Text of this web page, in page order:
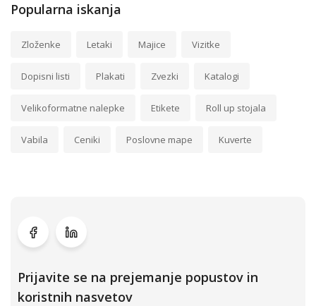
Popularna iskanja
Zloženke Letaki Majice Vizitke
Dopisni listi Plakati Zvezki Katalogi
Velikoformatne nalepke Etikete Roll up stojala
Vabila Ceniki Poslovne mape Kuverte
Prijavite se na prejemanje popustov in
koristnih nasvetov